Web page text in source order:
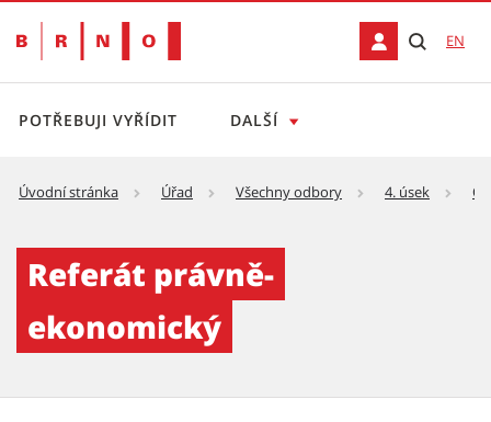
EN
POTŘEBUJI VYŘÍDIT DALŠÍ
Úvodní stránka Úřad Všechny odbory 4. úsek
Referát právně-
ekonomický